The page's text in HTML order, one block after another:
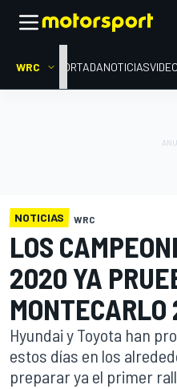
WRC PORTADANOTICIAS
NOTICIAS WRC
LOS
2020 YA
MONTECARLO
Hyundai y Toyota han
estos días en los
preparar ya el primer